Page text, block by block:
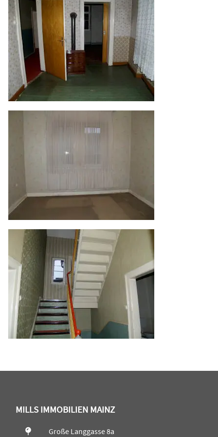
MILLS IMMOBILIEN MAINZ
Große Langgasse 8a